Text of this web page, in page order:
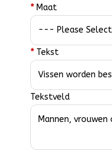
* Maat
* Tekst
Tekstveld